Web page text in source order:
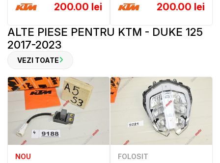
200.00 lei 200.00 lei
ALTE PIESE PENTRU KTM - DUKE 125
2017-2023
VEZI TOATE
NOU FOLOSIT